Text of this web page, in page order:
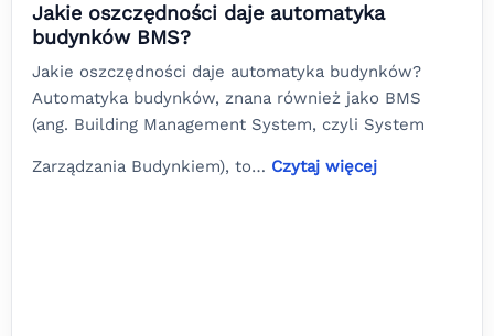
Jakie oszczędności daje automatyka
budynków BMS?
Jakie oszczędności daje automatyka budynków?
Automatyka budynków, znana również jako BMS
(ang. Building Management System, czyli System
Zarządzania Budynkiem), to… Czytaj więcej